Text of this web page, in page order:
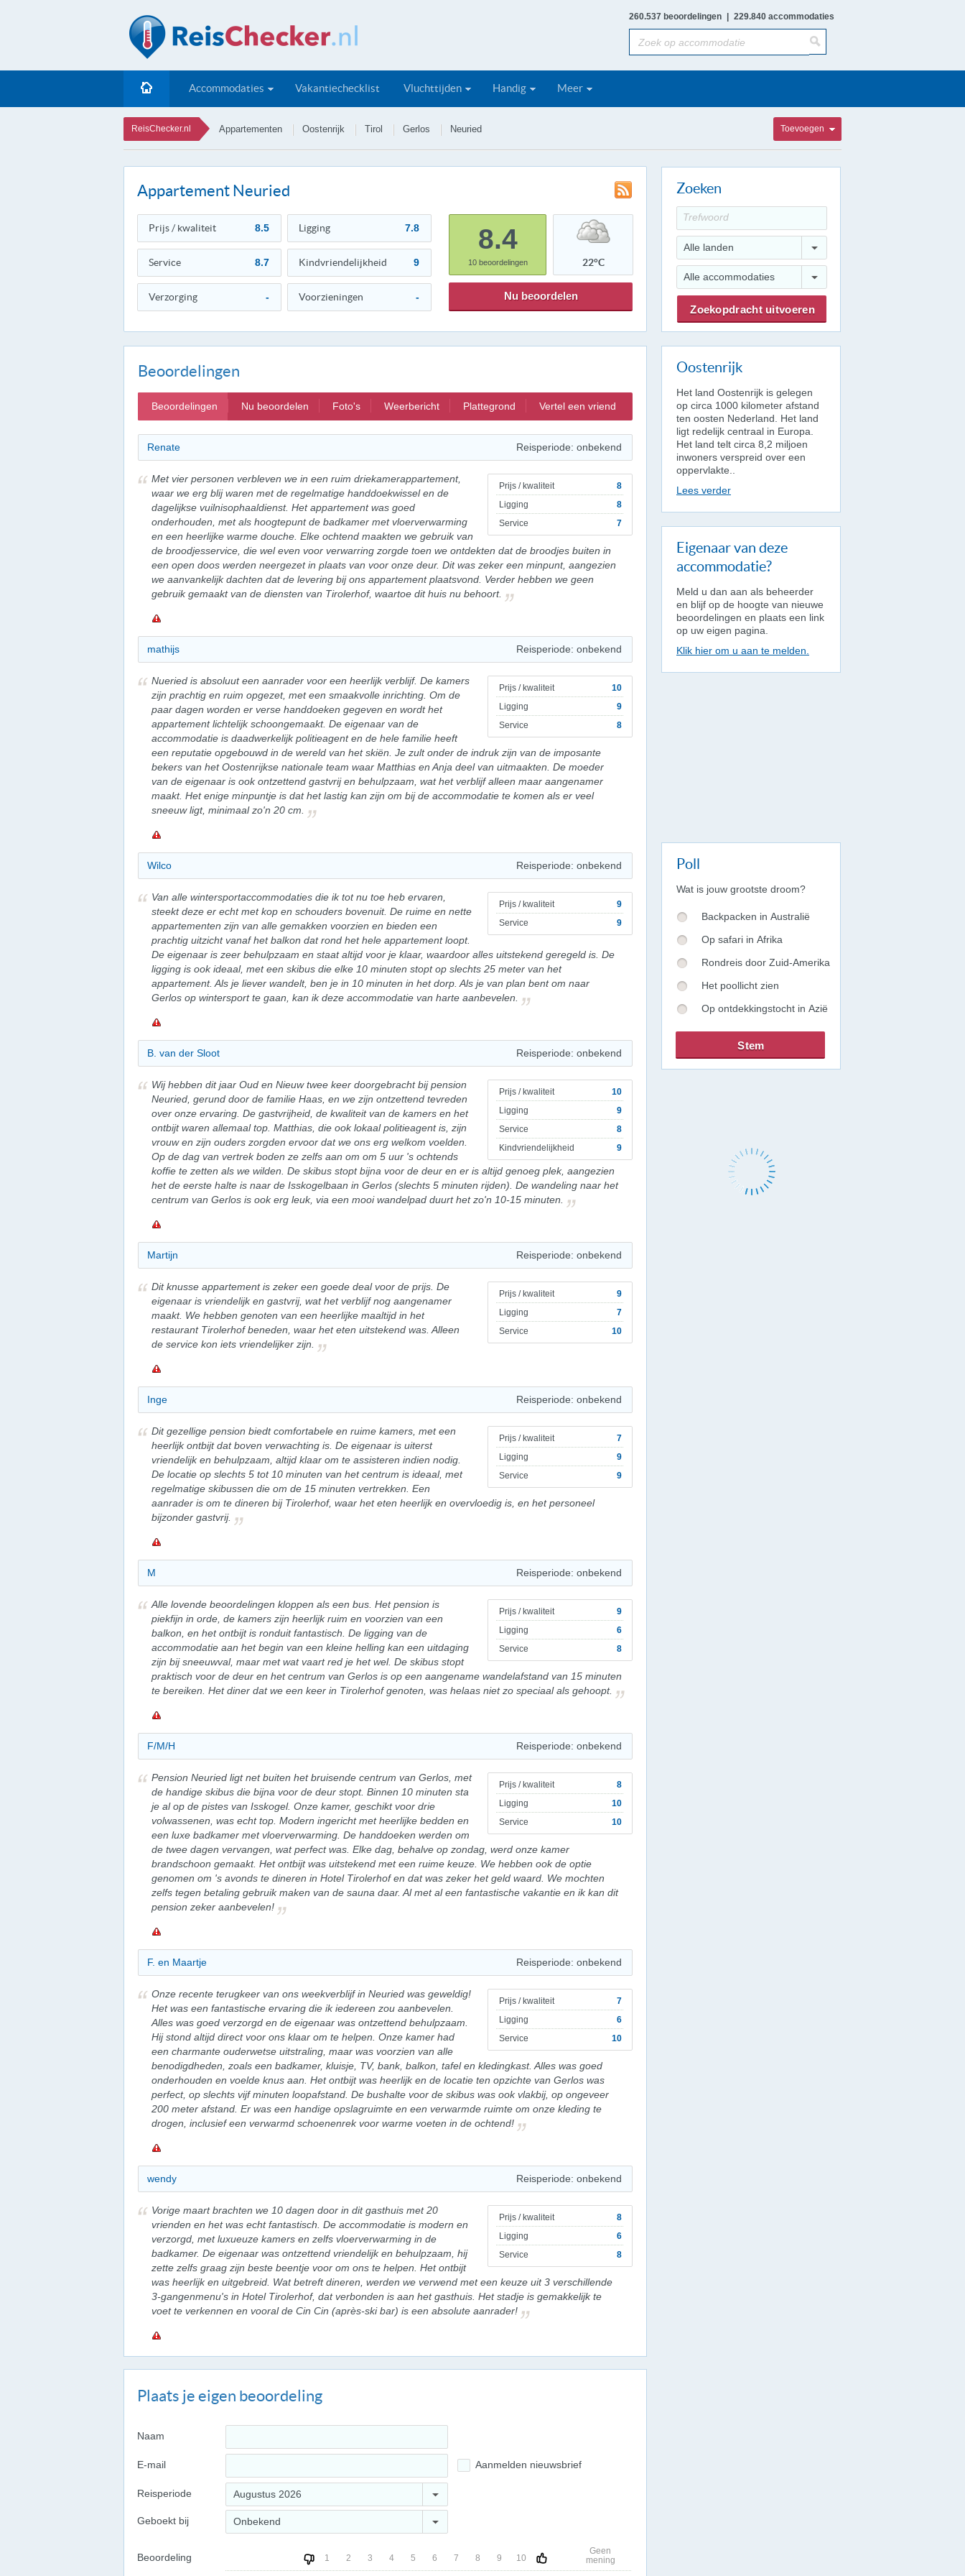
260.537 beoordelingen 229.840 accommodaties
Accommodaties Vakantiechecklist Vluchttijden Handig Meer
ReisChecker.nl Appartementen Oostenrijk Tirol Gerlos Neuried Toevoegen
Appartement Neuried
Prijs / kwaliteit 8.5 Ligging 7.8
Service 8.7 Kindvriendelijkheid 9
Verzorging - Voorzieningen -
8.4
10beoordelingen 22°C
Nu beoordelen
Beoordelingen
Beoordelingen Nu beoordelen Foto's Weerbericht Plattegrond Vertel een vriend
Renate Reisperiode: onbekend
Prijs / kwaliteit
8
Ligging
8
Service
7
Met vier personen verbleven we in een ruim driekamerappartement,
waar we erg blij waren met de regelmatige handdoekwissel en de
dagelijkse vuilnisophaaldienst. Het appartement was goed
onderhouden, met als hoogtepunt de badkamer met vloerverwarming
en een heerlijke warme douche. Elke ochtend maakten we gebruik van
de broodjesservice, die wel even voor verwarring zorgde toen we ontdekten dat de broodjes buiten in
een open doos werden neergezet in plaats van voor onze deur. Dit was zeker een minpunt, aangezien
we aanvankelijk dachten dat de levering bij ons appartement plaatsvond. Verder hebben we geen
gebruik gemaakt van de diensten van Tirolerhof, waartoe dit huis nu behoort.
mathijs Reisperiode: onbekend
Prijs / kwaliteit
10
Ligging
9
Service
8
Nueried is absoluut een aanrader voor een heerlijk verblijf. De kamers
zijn prachtig en ruim opgezet, met een smaakvolle inrichting. Om de
paar dagen worden er verse handdoeken gegeven en wordt het
appartement lichtelijk schoongemaakt. De eigenaar van de
accommodatie is daadwerkelijk politieagent en de hele familie heeft
een reputatie opgebouwd in de wereld van het skiën. Je zult onder de indruk zijn van de imposante
bekers van het Oostenrijkse nationale team waar Matthias en Anja deel van uitmaakten. De moeder
van de eigenaar is ook ontzettend gastvrij en behulpzaam, wat het verblijf alleen maar aangenamer
maakt. Het enige minpuntje is dat het lastig kan zijn om bij de accommodatie te komen als er veel
sneeuw ligt, minimaal zo'n 20 cm.
Wilco Reisperiode: onbekend
Prijs / kwaliteit
9
Service
9
Van alle wintersportaccommodaties die ik tot nu toe heb ervaren,
steekt deze er echt met kop en schouders bovenuit. De ruime en nette
appartementen zijn van alle gemakken voorzien en bieden een
prachtig uitzicht vanaf het balkon dat rond het hele appartement loopt.
De eigenaar is zeer behulpzaam en staat altijd voor je klaar, waardoor alles uitstekend geregeld is. De
ligging is ook ideaal, met een skibus die elke 10 minuten stopt op slechts 25 meter van het
appartement. Als je liever wandelt, ben je in 10 minuten in het dorp. Als je van plan bent om naar
Gerlos op wintersport te gaan, kan ik deze accommodatie van harte aanbevelen.
B. van der Sloot Reisperiode: onbekend
Prijs / kwaliteit
10
Ligging
9
Service
8
Kindvriendelijkheid
9
Wij hebben dit jaar Oud en Nieuw twee keer doorgebracht bij pension
Neuried, gerund door de familie Haas, en we zijn ontzettend tevreden
over onze ervaring. De gastvrijheid, de kwaliteit van de kamers en het
ontbijt waren allemaal top. Matthias, die ook lokaal politieagent is, zijn
vrouw en zijn ouders zorgden ervoor dat we ons erg welkom voelden.
Op de dag van vertrek boden ze zelfs aan om om 5 uur 's ochtends
koffie te zetten als we wilden. De skibus stopt bijna voor de deur en er is altijd genoeg plek, aangezien
het de eerste halte is naar de Isskogelbaan in Gerlos (slechts 5 minuten rijden). De wandeling naar het
centrum van Gerlos is ook erg leuk, via een mooi wandelpad duurt het zo'n 10-15 minuten.
Martijn Reisperiode: onbekend
Prijs / kwaliteit
9
Ligging
7
Service
10
Dit knusse appartement is zeker een goede deal voor de prijs. De
eigenaar is vriendelijk en gastvrij, wat het verblijf nog aangenamer
maakt. We hebben genoten van een heerlijke maaltijd in het
restaurant Tirolerhof beneden, waar het eten uitstekend was. Alleen
de service kon iets vriendelijker zijn.
Inge Reisperiode: onbekend
Prijs / kwaliteit
7
Ligging
9
Service
9
Dit gezellige pension biedt comfortabele en ruime kamers, met een
heerlijk ontbijt dat boven verwachting is. De eigenaar is uiterst
vriendelijk en behulpzaam, altijd klaar om te assisteren indien nodig.
De locatie op slechts 5 tot 10 minuten van het centrum is ideaal, met
regelmatige skibussen die om de 15 minuten vertrekken. Een
aanrader is om te dineren bij Tirolerhof, waar het eten heerlijk en overvloedig is, en het personeel
bijzonder gastvrij.
M Reisperiode: onbekend
Prijs / kwaliteit
9
Ligging
6
Service
8
Alle lovende beoordelingen kloppen als een bus. Het pension is
piekfijn in orde, de kamers zijn heerlijk ruim en voorzien van een
balkon, en het ontbijt is ronduit fantastisch. De ligging van de
accommodatie aan het begin van een kleine helling kan een uitdaging
zijn bij sneeuwval, maar met wat vaart red je het wel. De skibus stopt
praktisch voor de deur en het centrum van Gerlos is op een aangename wandelafstand van 15 minuten
te bereiken. Het diner dat we een keer in Tirolerhof genoten, was helaas niet zo speciaal als gehoopt.
F/M/H Reisperiode: onbekend
Prijs / kwaliteit
8
Ligging
10
Service
10
Pension Neuried ligt net buiten het bruisende centrum van Gerlos, met
de handige skibus die bijna voor de deur stopt. Binnen 10 minuten sta
je al op de pistes van Isskogel. Onze kamer, geschikt voor drie
volwassenen, was echt top. Modern ingericht met heerlijke bedden en
een luxe badkamer met vloerverwarming. De handdoeken werden om
de twee dagen vervangen, wat perfect was. Elke dag, behalve op zondag, werd onze kamer
brandschoon gemaakt. Het ontbijt was uitstekend met een ruime keuze. We hebben ook de optie
genomen om 's avonds te dineren in Hotel Tirolerhof en dat was zeker het geld waard. We mochten
zelfs tegen betaling gebruik maken van de sauna daar. Al met al een fantastische vakantie en ik kan dit
pension zeker aanbevelen!
F. en Maartje Reisperiode: onbekend
Prijs / kwaliteit
7
Ligging
6
Service
10
Onze recente terugkeer van ons weekverblijf in Neuried was geweldig!
Het was een fantastische ervaring die ik iedereen zou aanbevelen.
Alles was goed verzorgd en de eigenaar was ontzettend behulpzaam.
Hij stond altijd direct voor ons klaar om te helpen. Onze kamer had
een charmante ouderwetse uitstraling, maar was voorzien van alle
benodigdheden, zoals een badkamer, kluisje, TV, bank, balkon, tafel en kledingkast. Alles was goed
onderhouden en voelde knus aan. Het ontbijt was heerlijk en de locatie ten opzichte van Gerlos was
perfect, op slechts vijf minuten loopafstand. De bushalte voor de skibus was ook vlakbij, op ongeveer
200 meter afstand. Er was een handige opslagruimte en een verwarmde ruimte om onze kleding te
drogen, inclusief een verwarmd schoenenrek voor warme voeten in de ochtend!
wendy Reisperiode: onbekend
Prijs / kwaliteit
8
Ligging
6
Service
8
Vorige maart brachten we 10 dagen door in dit gasthuis met 20
vrienden en het was echt fantastisch. De accommodatie is modern en
verzorgd, met luxueuze kamers en zelfs vloerverwarming in de
badkamer. De eigenaar was ontzettend vriendelijk en behulpzaam, hij
zette zelfs graag zijn beste beentje voor om ons te helpen. Het ontbijt
was heerlijk en uitgebreid. Wat betreft dineren, werden we verwend met een keuze uit 3 verschillende
3-gangenmenu's in Hotel Tirolerhof, dat verbonden is aan het gasthuis. Het stadje is gemakkelijk te
voet te verkennen en vooral de Cin Cin (après-ski bar) is een absolute aanrader!
Plaats je eigen beoordeling
Naam
E-mail Aanmelden nieuwsbrief
Reisperiode Augustus 2026
Geboekt bij Onbekend
Beoordeling 1 2 3 4 5 6 7 8 9 10
Geen
mening
Zoeken
Alle landen
Alle accommodaties
Oostenrijk
Het land Oostenrijk is gelegen
op circa 1000 kilometer afstand
ten oosten Nederland. Het land
ligt redelijk centraal in Europa.
Het land telt circa 8,2 miljoen
inwoners verspreid over een
oppervlakte..
Lees verder
Eigenaar van deze
accommodatie?
Meld u dan aan als beheerder
en blijf op de hoogte van nieuwe
beoordelingen en plaats een link
op uw eigen pagina.
Klik hier om u aan te melden.
Poll
Wat is jouw grootste droom?
Backpacken in Australië
Op safari in Afrika
Rondreis door Zuid-Amerika
Het poollicht zien
Op ontdekkingstocht in Azië